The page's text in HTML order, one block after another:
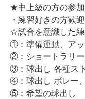
★中上級の方の参加
・練習好きの方歓
☆試合を意識した練
①：準備運動、ア
②：ショートラリ
③：球出し 各種ス
④：球出し ボレー
⑤：希望の球出し